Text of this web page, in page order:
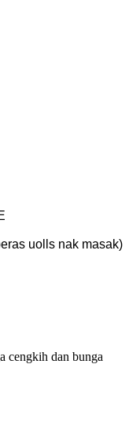
uolls nak masak)
cengkih dan bunga